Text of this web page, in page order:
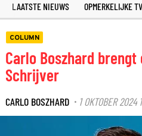
LAATSTE NIEUWS OPMERKELIJKE
COLUMN
Carlo Boszhard
Schrijver
CARLO BOSZHARD · 1 OKTOBER 2024